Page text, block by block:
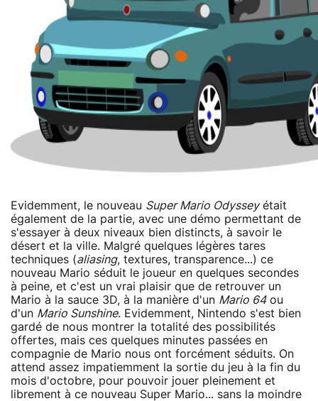
Evidemment, le nouveau Super Mario Odysseyétait
également de la partie, avec une démo permettant de
s'essayer à deux niveaux bien distincts, à savoir le
désert et la ville. Malgré quelques légères tares
techniques (aliasing, textures, transparence...) ce
nouveau Mario séduit le joueur en quelques secondes
à peine, et c'est un vrai plaisir que de retrouver un
Mario à la sauce 3D, à la manière d'un Mario 64ou
d'un Mario Sunshine. Evidemment, Nintendo s'est bien
gardé de nous montrer la totalité des possibilités
offertes, mais ces quelques minutes passées en
compagnie de Mario nous ont forcément séduits. On
attend assez impatiemment la sortie du jeu à la fin du
mois d'octobre, pour pouvoir jouer pleinement et
librement à ce nouveau Super Mario... sans la moindre